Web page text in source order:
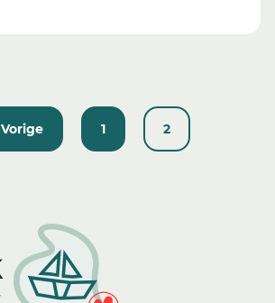
Vorige 1 2